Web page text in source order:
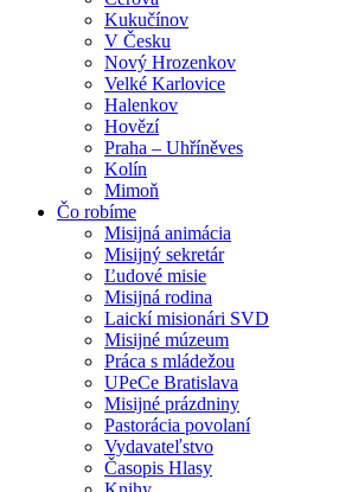
Kukučínov
V Česku
Nový Hrozenkov
Velké Karlovice
Halenkov
Hovězí
Praha – Uhříněves
Kolín
Mimoň
Čo robíme
Misijná animácia
Misijný sekretár
Ľudové misie
Misijná rodina
Laickí misionári SVD
Misijné múzeum
Práca s mládežou
UPeCe Bratislava
Misijné prázdniny
Pastorácia povolaní
Vydavateľstvo
Časopis Hlasy